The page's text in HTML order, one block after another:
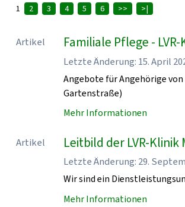
1 2 3 4 5 6 >> >|
Artikel Familiale Pflege -
Letzte Änderung: 15. April
Angebote für Angehörige
Gartenstraße)
Mehr Informationen
Artikel Leitbild der LVR-
Letzte Änderung: 29.
Wir sind ein
Mehr Informationen